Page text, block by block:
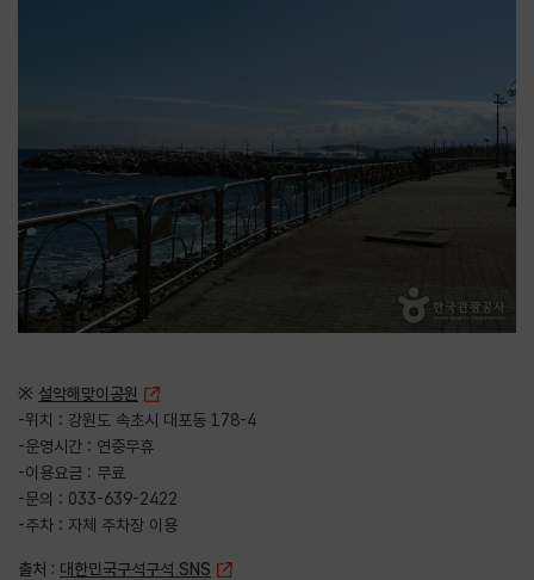
※ 설악해맞이공원
-위치 : 강원도 속초시 대포동 178-4
-운영시간 : 연중무휴
-이용요금 : 무료
-문의 : 033-639-2422
-주차 : 자체 주차장 이용
출처 : 대한민국구석구석 SNS